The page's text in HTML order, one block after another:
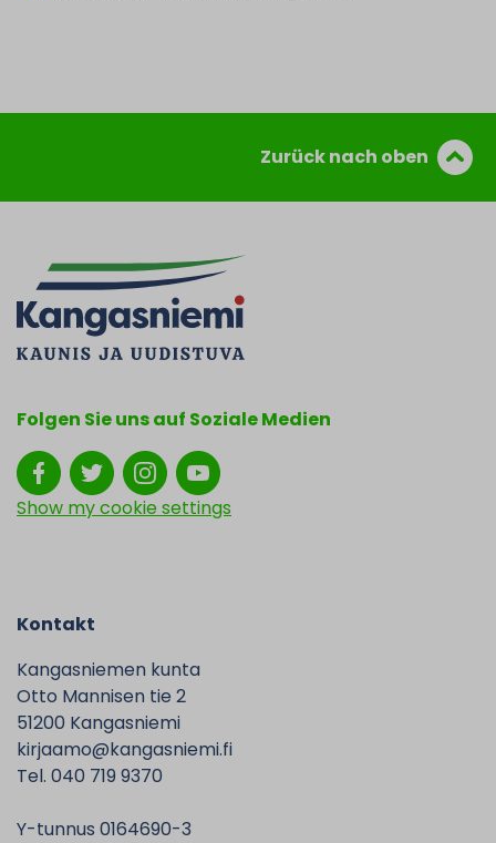
Zurück nach oben
Folgen Sie uns auf Soziale Medien
Show my cookie settings
Kontakt
Kangasniemen kunta
Otto Mannisen tie 2
51200 Kangasniemi
kirjaamo@kangasniemi.fi
Tel. 040 719 9370
Y-tunnus 0164690-3